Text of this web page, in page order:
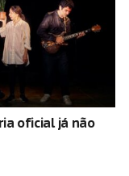
oficial já não